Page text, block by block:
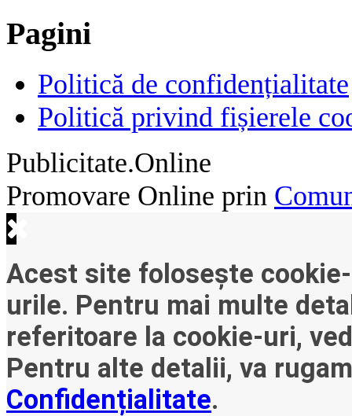
Pagini
Politică de confidențialitate
Politică privind fișierele
Publicitate.Online
Promovare Online prin
Acest site folosește
urile. Pentru mai multe
referitoare la cookie-uri,
Pentru alte detalii, va
Confidențialitate.